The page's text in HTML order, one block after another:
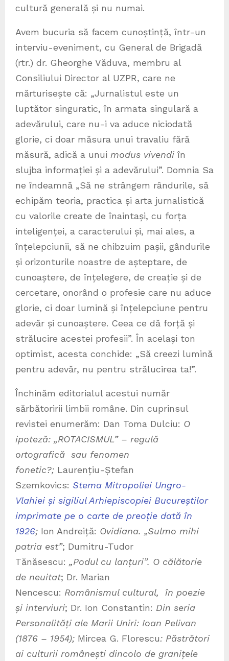
cultură generală și nu numai.
Avem bucuria să facem cunoștință, într-un
interviu-eveniment, cu General de Brigadă
(rtr.) dr. Gheorghe Văduva, membru al
Consiliului Director al UZPR, care ne
mărturisește că: „Jurnalistul este un
luptător singuratic, în armata singulară a
adevărului, care nu-i va aduce niciodată
glorie, ci doar măsura unui travaliu fără
măsură, adică a unui modus vivendi în
slujba informației și a adevărului”. Domnia Sa
ne îndeamnă „Să ne strângem rândurile, să
echipăm teoria, practica și arta jurnalistică
cu valorile create de înaintași, cu forța
inteligenței, a caracterului și, mai ales, a
înțelepciunii, să ne chibzuim pașii, gândurile
și orizonturile noastre de așteptare, de
cunoaștere, de înțelegere, de creație și de
cercetare, onorând o profesie care nu aduce
glorie, ci doar lumină și înțelepciune pentru
adevăr și cunoaștere. Ceea ce dă forță și
strălucire acestei profesii”. În același ton
optimist, acesta conchide: „Să creezi lumină
pentru adevăr, nu pentru strălucirea ta!”.
Închinăm editorialul acestui număr
sărbătoririi limbii române. Din cuprinsul
revistei enumerăm: Dan Toma Dulciu: O
ipoteză: „ROTACISMUL” – regulă
ortografică sau fenomen
fonetic?; Laurențiu-Ștefan
Szemkovics: Stema Mitropoliei Ungro-
Vlahiei și sigiliul Arhiepiscopiei Bucureștilor
imprimate pe o carte de preoție dată în
1926; Ion Andreiță: Ovidiana. „Sulmo mihi
patria est”; Dumitru-Tudor
Tănăsescu: „Podul cu lanțuri”. O călătorie
de neuitat; Dr. Marian
Nencescu: Românismul cultural, în poezie
și interviuri; Dr. Ion Constantin: Din seria
Personalități ale Marii Uniri: Ioan Pelivan
(1876 – 1954); Mircea G. Florescu: Păstrători
ai culturii românești dincolo de granițele